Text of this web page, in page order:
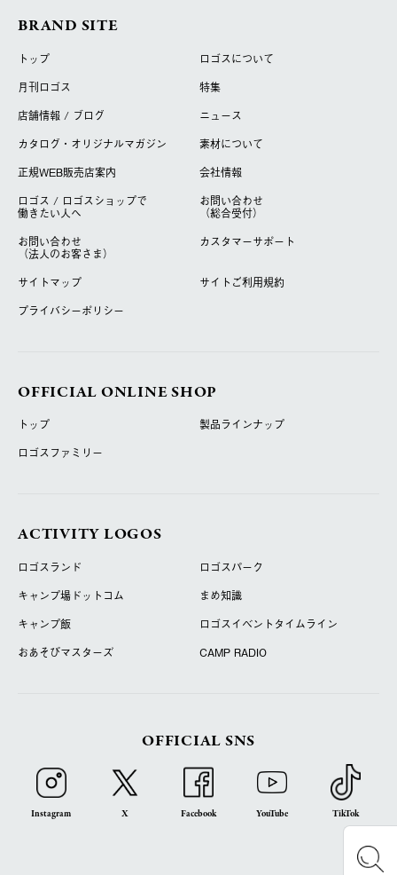
BRAND SITE
トップ
ロゴスについて
月刊ロゴス
特集
店舗情報 / ブログ
ニュース
カタログ・オリジナルマガジン
素材について
正規WEB販売店案内
会社情報
ロゴス / ロゴスショップで
働きたい人へ
お問い合わせ
（総合受付）
お問い合わせ
（法人のお客さま）
カスタマーサポート
サイトマップ
サイトご利用規約
プライバシーポリシー
OFFICIAL ONLINE SHOP
トップ
製品ラインナップ
ロゴスファミリー
ACTIVITY LOGOS
ロゴスランド
ロゴスパーク
キャンプ場ドットコム
まめ知識
キャンプ飯
ロゴスイベントタイムライン
おあそびマスターズ
CAMP RADIO
OFFICIAL SNS
Instagram X Facebook YouTube TikTok